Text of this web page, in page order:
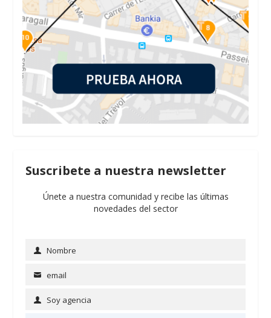
Suscribete a nuestra newsletter
Únete a nuestra comunidad y recibe las últimas
novedades del sector
NameNombre
Email email
Soy
Soy agencia